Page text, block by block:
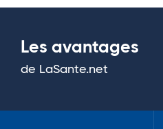
Les avantages
de LaSante.net